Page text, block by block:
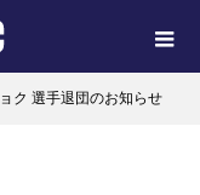
ク 選手退団のお知らせ